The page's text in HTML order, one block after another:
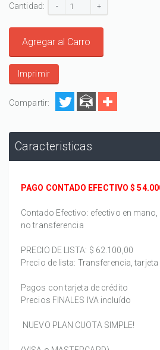
Cantidad: - +
Agregar al Carro
Imprimir
Compartir:
Caracteristicas
PAGO CONTADO EFECTIVO $
Contado Efectivo: efectivo en mano,
no transferencia
PRECIO DE LISTA: $ 62.100,00
Precio de lista: Transferencia,
Pagos con tarjeta de crédito
Precios FINALES IVA incluído
NUEVO PLAN CUOTA SIMPLE!